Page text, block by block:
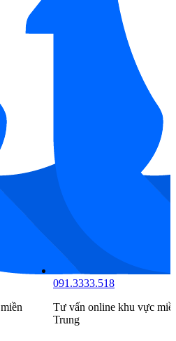
miền
098.6666.519
Tư vấn online khu vực
Bắc